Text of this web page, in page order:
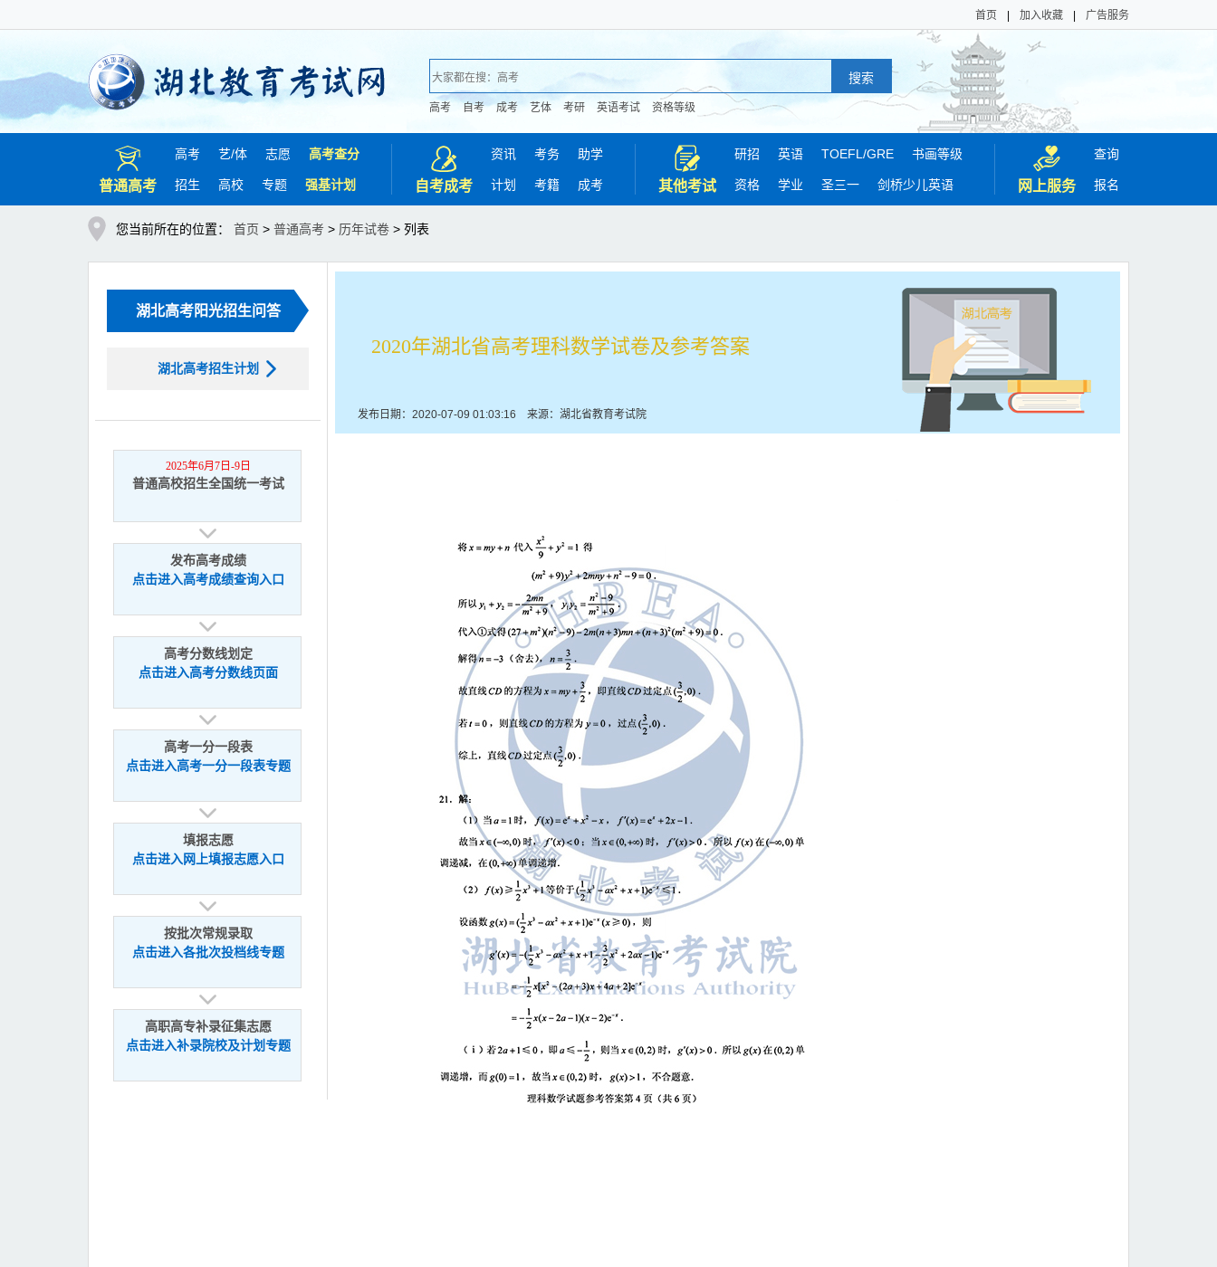
首页 加入收藏 广告服务
高考 自考 成考 艺体 考研 英语考试 资格等级
普通高考
高考 艺/体 志愿 高考查分
招生 高校 专题 强基计划 自考成考
资讯 考务 助学
计划 考籍 成考 其他考试
研招 英语 TOEFL/GRE 书画等级
资格 学业 圣三一 剑桥少儿英语 网上服务
查询
报名
您当前所在的位置： 首页 > 普通高考 > 历年试卷 > 列表
湖北高考阳光招生问答
湖北高考招生计划
2025年6月7日-9日
普通高校招生全国统一考试
发布高考成绩
点击进入高考成绩查询入口
高考分数线划定
点击进入高考分数线页面
高考一分一段表
点击进入高考一分一段表专题
填报志愿
点击进入网上填报志愿入口
按批次常规录取
点击进入各批次投档线专题
高职高专补录征集志愿
点击进入补录院校及计划专题
2020年湖北省高考理科数学试卷及参考答案
发布日期：2020-07-09 01:03:16 来源：湖北省教育考试院